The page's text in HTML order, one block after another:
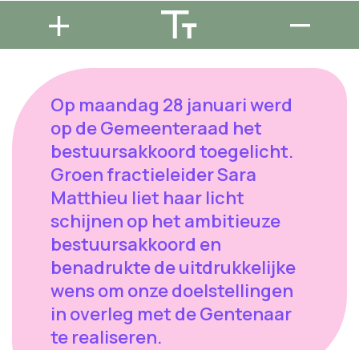
Op maandag 28 januari werd
op de Gemeenteraad het
bestuursakkoord toegelicht.
Groen fractieleider Sara
Matthieu liet haar licht
schijnen op het ambitieuze
bestuursakkoord en
benadrukte de uitdrukkelijke
wens om onze doelstellingen
in overleg met de Gentenaar
te realiseren.